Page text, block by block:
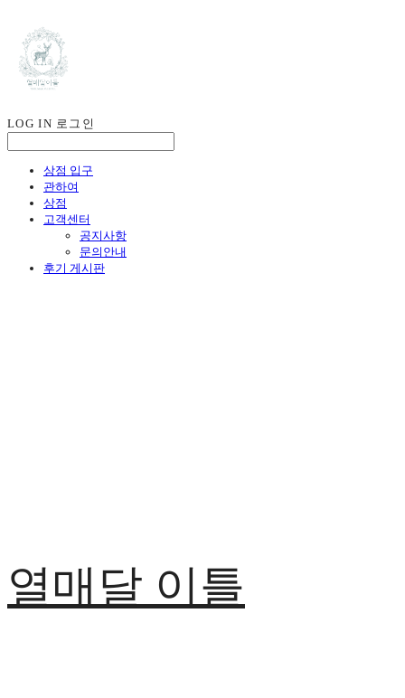
LOG IN 로그인
상점 입구
관하여
상점
고객센터
공지사항
문의안내
후기 게시판
열매달 이틀